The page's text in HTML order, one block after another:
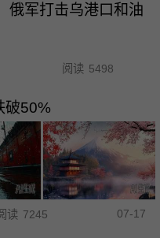
俄军打击乌港口和油
阅读 5498
破50%
读 7245 07-17